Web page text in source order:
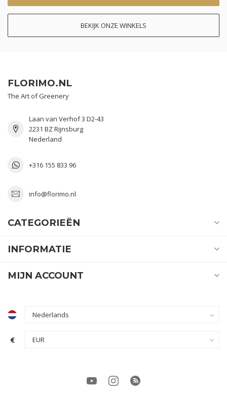
BEKIJK ONZE WINKELS
FLORIMO.NL
The Art of Greenery
Laan van Verhof 3 D2-43
2231 BZ Rijnsburg
Nederland
+316 155 833 96
info@florimo.nl
CATEGORIEËN
INFORMATIE
MIJN ACCOUNT
€